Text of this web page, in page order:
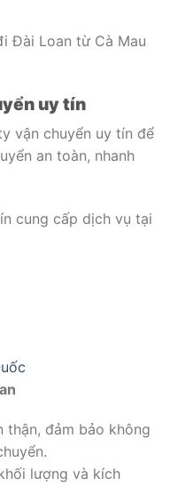
Đài Loan từ Cà Mau
uy tín
vận chuyển uy tín để
an toàn, nhanh
cung cấp dịch vụ tại
đảm bảo không
lượng và kích